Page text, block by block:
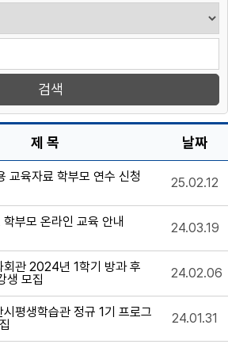
제 목 날짜
교육자료 학부모 연수 신청 25.02.12
부모 온라인 교육 안내 24.03.19
회관 2024년 1학기 방과 후
생 모집
24.02.06
평생학습관 정규 1기 프로그
24.01.31